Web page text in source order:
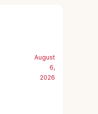
August
6,
2026